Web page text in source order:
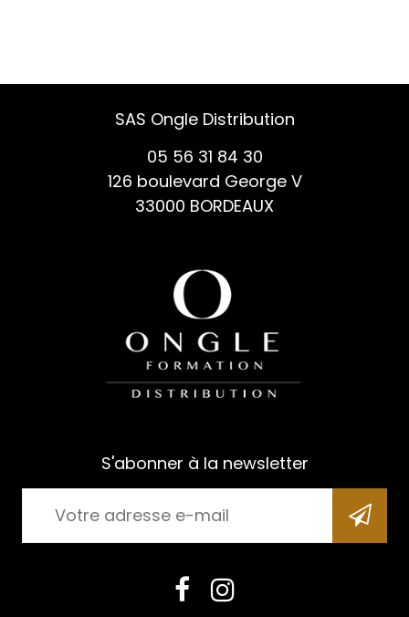
SAS Ongle Distribution
05 56 31 84 30
126 boulevard George V
33000 BORDEAUX
S'abonner à la newsletter